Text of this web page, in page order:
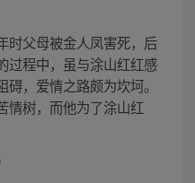
时父母被金人凤害死，后
过程中，虽与涂山红红感
，爱情之路颇为坎坷。
情树，而他为了涂山红